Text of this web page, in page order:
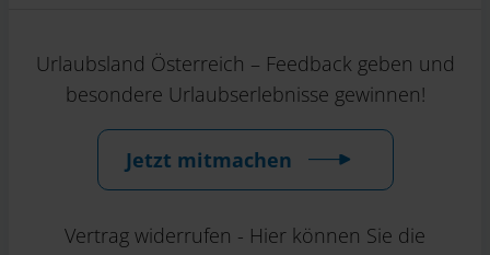
Urlaubsland Österreich – Feedback geben und
besondere Urlaubserlebnisse gewinnen!
Jetzt mitmachen
Vertrag widerrufen - Hier können Sie die